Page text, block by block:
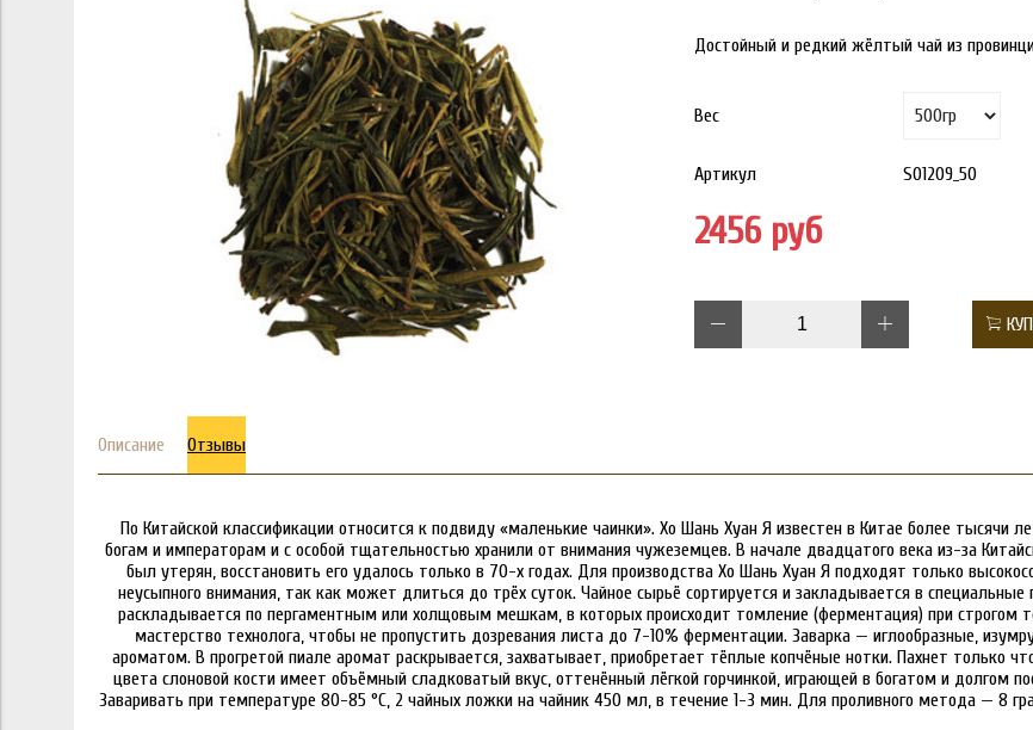
Достойный и редкий жёлтый чай из
Вес
Артикул S01209_50
2456 руб
Описание Отзывы
По Китайской классификации относится к подвиду «маленькие чаинки». Хо Шань Хуан Я известен в Китае более тысячи
богам и императорам и с особой тщательностью хранили от внимания чужеземцев. В начале двадцатого века из-за
был утерян, восстановить его удалось только в 70-х годах. Для производства Хо Шань Хуан Я подходят только
неусыпного внимания, так как может длиться до трёх суток. Чайное сырьё сортируется и закладывается в
раскладывается по пергаментным или холщовым мешкам, в которых происходит томление (ферментация) при строгом
мастерство технолога, чтобы не пропустить дозревания листа до 7-10% ферментации. Заварка — иглообразные,
ароматом. В прогретой пиале аромат раскрывается, захватывает, приобретает тёплые копчёные нотки. Пахнет только
цвета слоновой кости имеет объёмный сладковатый вкус, оттенённый лёгкой горчинкой, играющей в богатом и долгом
Заваривать при температуре 80-85 °C, 2 чайных ложки на чайник 450 мл, в течение 1-3 мин. Для проливного метода — 8